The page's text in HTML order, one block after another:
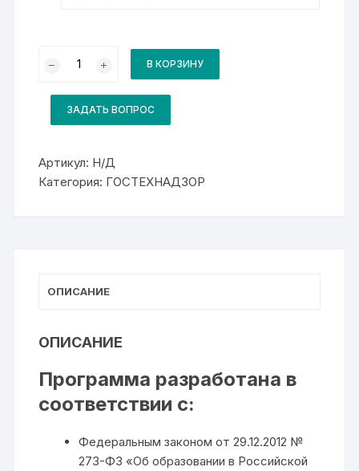
товара
курса
13583
Машинист
В КОРЗИНУ
ЗАДАТЬ ВОПРОС
Артикул: Н/Д
Категория: ГОСТЕХНАДЗОР
ОПИСАНИЕ
ОПИСАНИЕ
Программа разработана в
соответствии с:
Федеральным законом от 29.12.2012 №
273-ФЗ «Об образовании в Российской